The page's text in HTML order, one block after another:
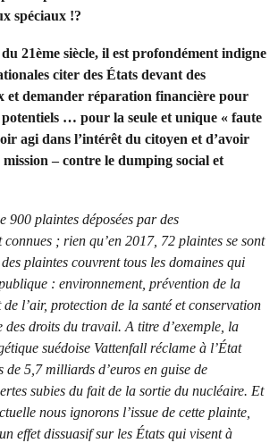
spéciaux !?
21ème siècle, il est profondément indigne
citer des États devant des
et demander réparation financière pour
… pour la seule et unique « faute
agi dans l’intérêt du citoyen et d’avoir
– contre le dumping social et
900 plaintes déposées par des
; rien qu’en 2017, 72 plaintes se sont
plaintes couvrent tous les domaines qui
: environnement, prévention de la
l’air, protection de la santé et conservation
des droits du travail. A titre d’exemple, la
suédoise Vattenfall réclame à l’État
5,7 milliards d’euros en guise de
subies du fait de la sortie du nucléaire. Et
nous ignorons l’issue de cette plainte,
effet dissuasif sur les États qui visent à